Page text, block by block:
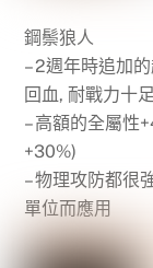
鋼鬃狼人
– 2週年時追加
回血, 耐戰力十足
– 高額的全屬性
+30%)
– 物理攻防都很
單位而應用